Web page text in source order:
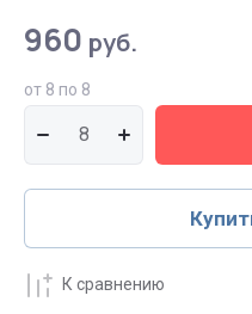
960 руб.
от 8 по 8
К сравнению